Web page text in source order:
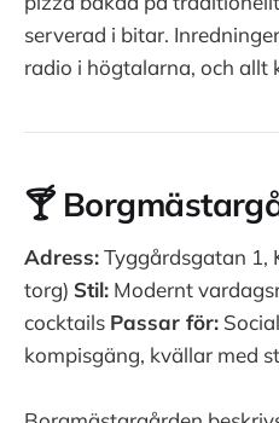
serverad i bitar.
radio i högtalarna, och allt
🍸
Adress:Tyggårdsgatan 1,
torg) Stil: Modernt
cocktails Passar för:
kompisgäng, kvällar med